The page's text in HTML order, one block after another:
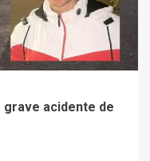
grave acidente de